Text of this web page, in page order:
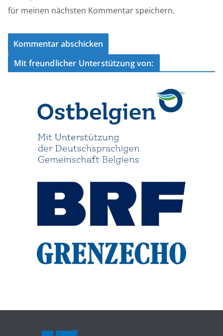
für meinen nächsten Kommentar speichern.
Mit freundlicher Unterstützung von: